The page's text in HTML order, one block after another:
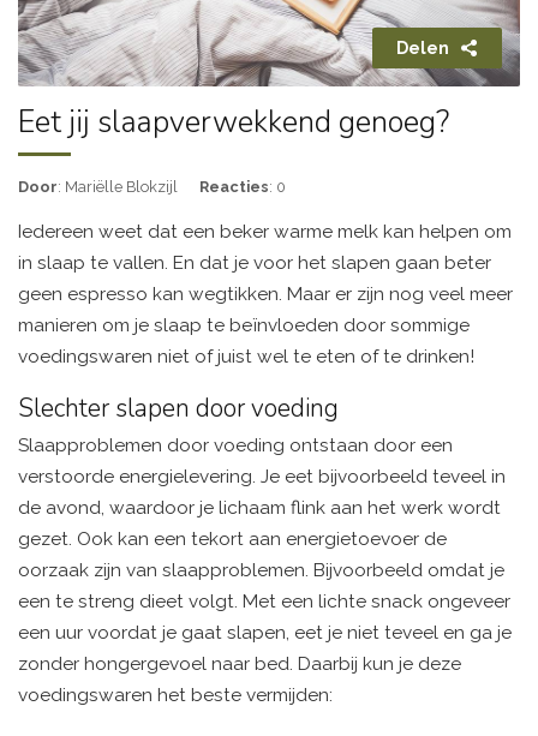
Delen
Eet jij slaapverwekkend genoeg?
Door: Mariëlle Blokzijl Reacties: 0
Iedereen weet dat een beker warme melk kan helpen om
in slaap te vallen. En dat je voor het slapen gaan beter
geen espresso kan wegtikken. Maar er zijn nog veel meer
manieren om je slaap te beïnvloeden door sommige
voedingswaren niet of juist wel te eten of te drinken!
Slechter slapen door voeding
Slaapproblemen door voeding ontstaan door een
verstoorde energielevering. Je eet bijvoorbeeld teveel in
de avond, waardoor je lichaam flink aan het werk wordt
gezet. Ook kan een tekort aan energietoevoer de
oorzaak zijn van slaapproblemen. Bijvoorbeeld omdat je
een te streng dieet volgt. Met een lichte snack ongeveer
een uur voordat je gaat slapen, eet je niet teveel en ga je
zonder hongergevoel naar bed. Daarbij kun je deze
voedingswaren het beste vermijden: